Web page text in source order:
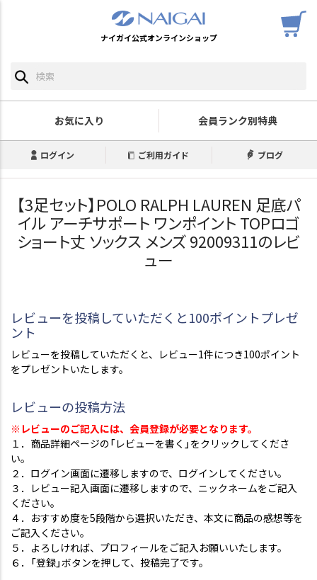
ナイガイ公式オンラインショップ
お気に入り 会員ランク別特典
ログイン ご利用ガイド ブログ
【3足セット】POLO RALPH LAUREN 足底パ
イル アーチサポート ワンポイント TOPロゴ
ショート丈 ソックス メンズ 92009311のレビ
ュー
レビューを投稿していただくと100ポイントプレゼ
ント
レビューを投稿していただくと、レビュー1件につき100ポイント
をプレゼントいたします。
レビューの投稿方法
※レビューのご記入には、会員登録が必要となります。
１．商品詳細ページの「レビューを書く」をクリックしてくださ
い。
２．ログイン画面に遷移しますので、ログインしてください。
３．レビュー記入画面に遷移しますので、ニックネームをご記入
ください。
４．おすすめ度を5段階から選択いただき、本文に商品の感想等を
ご記入ください。
５．よろしければ、プロフィールをご記入お願いいたします。
６．「登録」ボタンを押して、投稿完了です。